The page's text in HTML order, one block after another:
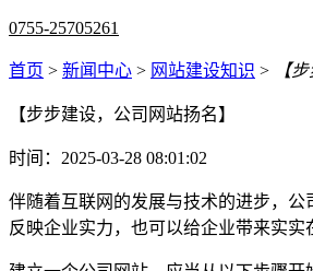
0755-25705261
首页 > 新闻中心 > 网站建设知识 > 【
【步步建设，公司网站扬名】
时间：2025-03-28 08:01:02
伴随着互联网的发展与技术的进步，
反映企业实力，也可以给企业带来实实